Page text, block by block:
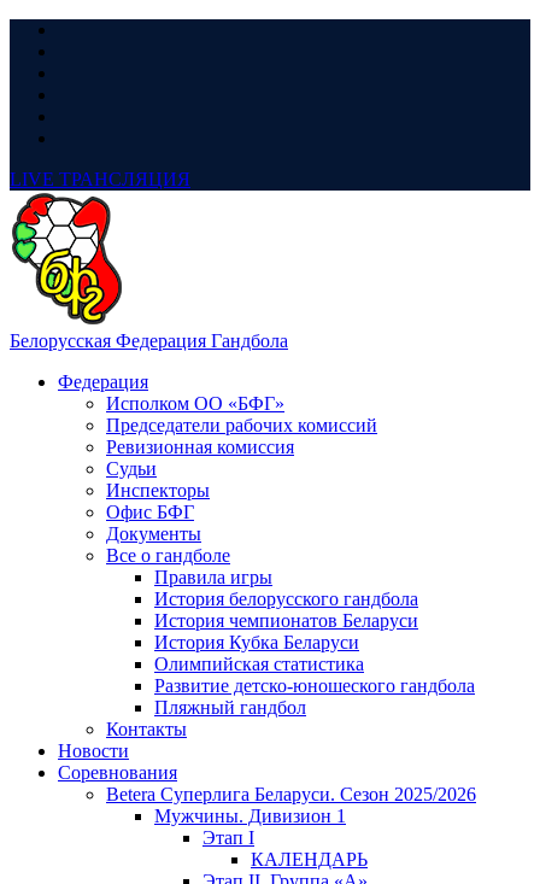
LIVE ТРАНСЛЯЦИЯ
Белорусская Федерация Гандбола
Федерация
Исполком ОО «БФГ»
Председатели рабочих комиссий
Ревизионная комиссия
Судьи
Инспекторы
Офис БФГ
Документы
Все о гандболе
Правила игры
История белорусского гандбола
История чемпионатов Беларуси
История Кубка Беларуси
Олимпийская статистика
Развитие детско-юношеского гандбола
Пляжный гандбол
Контакты
Новости
Соревнования
Betera Суперлига Беларуси. Сезон 2025/2026
Мужчины. Дивизион 1
Этап I
КАЛЕНДАРЬ